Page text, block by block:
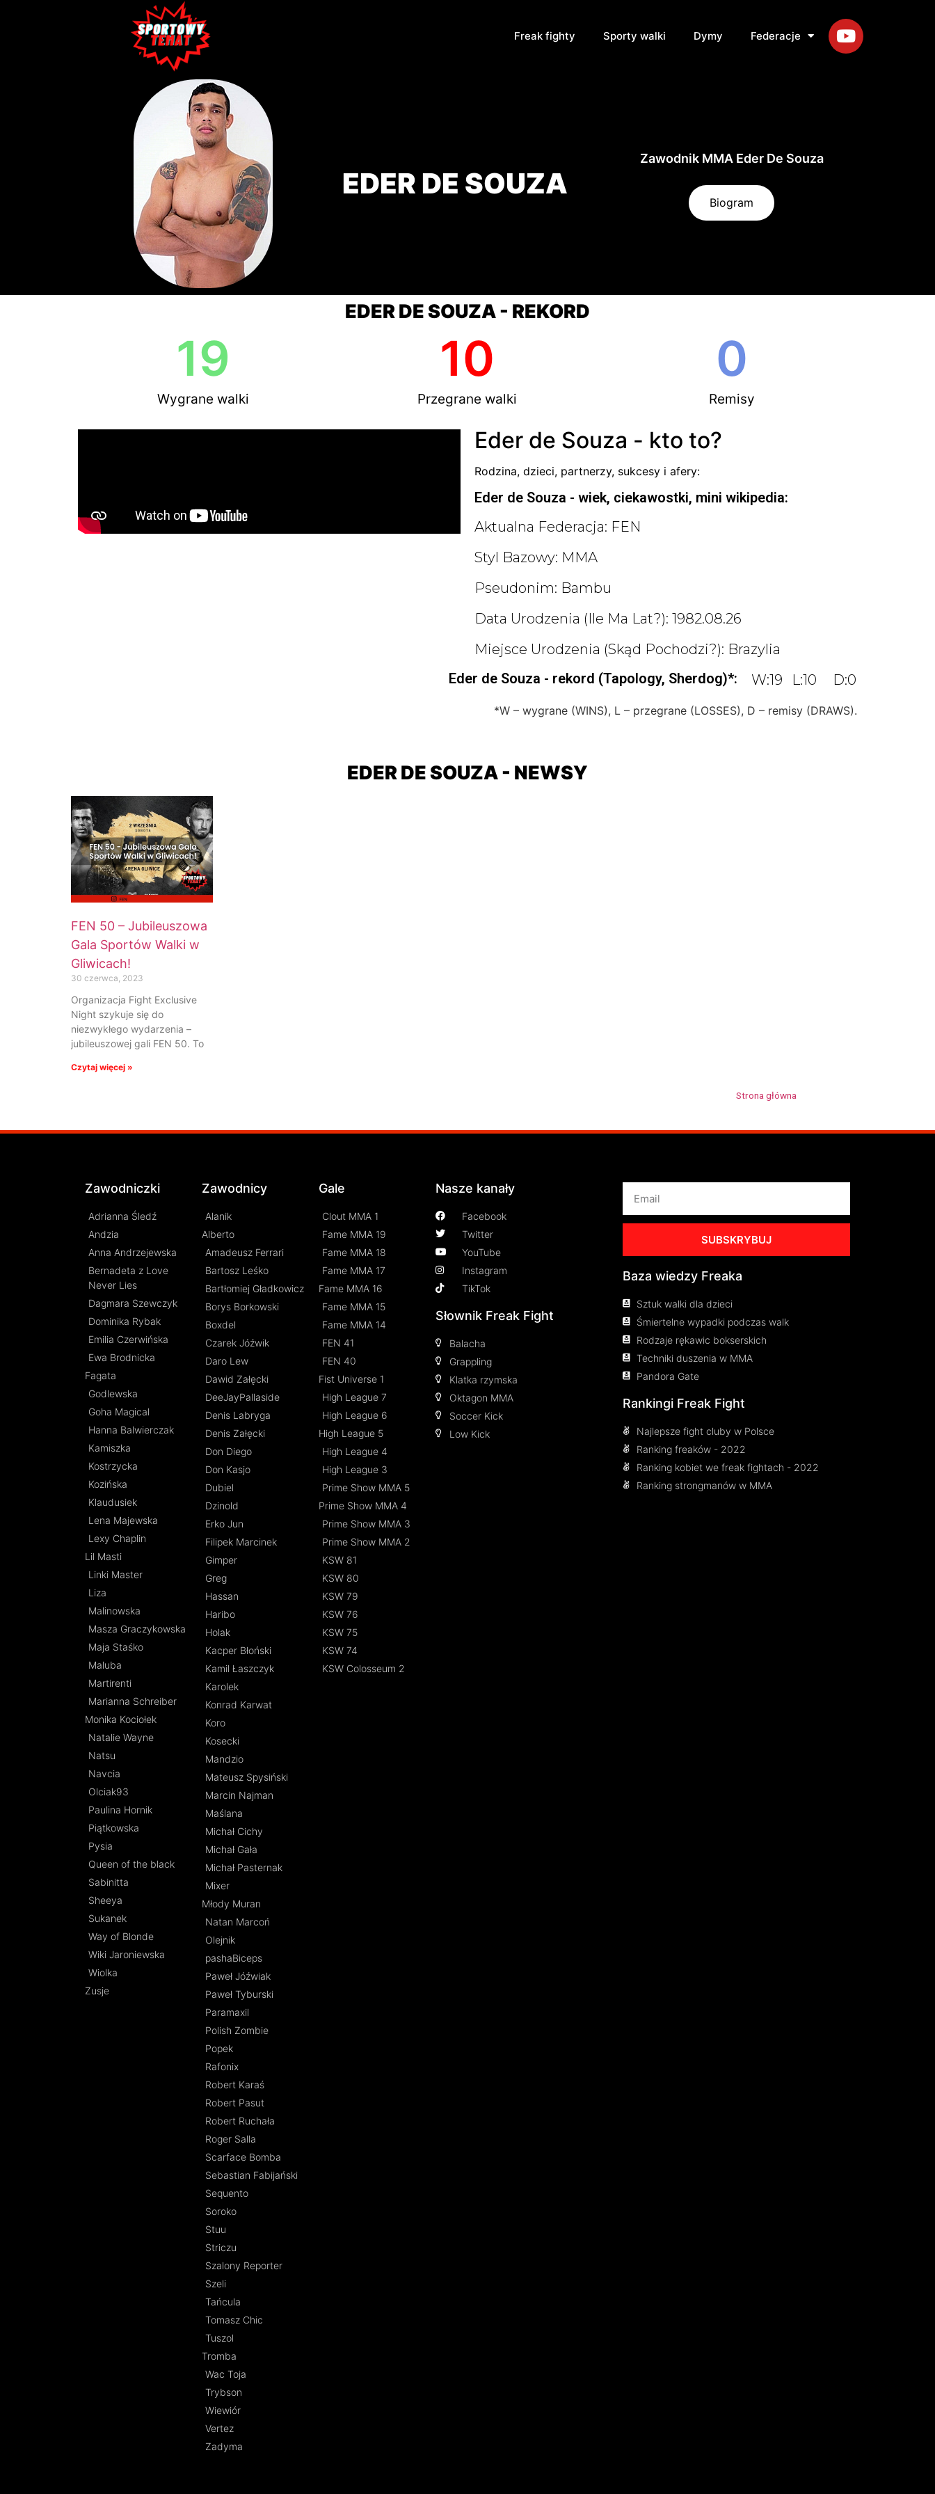
Freak fighty Sporty walki Dymy Federacje
EDER DE SOUZA
Zawodnik MMA Eder De Souza
Biogram
EDER DE SOUZA - REKORD
Wygrane walki
19
Przegrane walki
10
Remisy
0
Eder de Souza - kto to?
Rodzina, dzieci, partnerzy, sukcesy i afery:
Eder de Souza - wiek, ciekawostki, mini wikipedia:
Aktualna Federacja: FEN
Styl Bazowy: MMA
Pseudonim: Bambu
Data Urodzenia (ile Ma Lat?): 1982.08.26
Miejsce Urodzenia (skąd Pochodzi?): Brazylia
Eder de Souza - rekord (Tapology, Sherdog)*:
W:19 L:10 D:0
*W – wygrane (WINS), L – przegrane (LOSSES), D – remisy (DRAWS).
EDER DE SOUZA - NEWSY
FEN 50 – Jubileuszowa
Gala Sportów Walki w
Gliwicach!
30 czerwca, 2023
Organizacja Fight Exclusive
Night szykuje się do
niezwykłego wydarzenia –
jubileuszowej gali FEN 50. To
Czytaj więcej »
Strona główna
Zawodniczki
Adrianna Śledź
Andzia
Anna Andrzejewska
Bernadeta z Love
Never Lies
Dagmara Szewczyk
Dominika Rybak
Emilia Czerwińska
Ewa Brodnicka
Fagata
Godlewska
Goha Magical
Hanna Balwierczak
Kamiszka
Kostrzycka
Kozińska
Klaudusiek
Lena Majewska
Lexy Chaplin
Lil Masti
Linki Master
Liza
Malinowska
Masza Graczykowska
Maja Staśko
Maluba
Martirenti
Marianna Schreiber
Monika Kociołek
Natalie Wayne
Natsu
Navcia
Olciak93
Paulina Hornik
Piątkowska
Pysia
Queen of the black
Sabinitta
Sheeya
Sukanek
Way of Blonde
Wiki Jaroniewska
Wiolka
Zusje
Zawodnicy
Alanik
Alberto
Amadeusz Ferrari
Bartosz Leśko
Bartłomiej Gładkowicz
Borys Borkowski
Boxdel
Czarek Jóźwik
Daro Lew
Dawid Załęcki
DeeJayPallaside
Denis Labryga
Denis Załęcki
Don Diego
Don Kasjo
Dubiel
Dzinold
Erko Jun
Filipek Marcinek
Gimper
Greg
Hassan
Haribo
Holak
Kacper Błoński
Kamil Łaszczyk
Karolek
Konrad Karwat
Koro
Kosecki
Mandzio
Mateusz Spysiński
Marcin Najman
Maślana
Michał Cichy
Michał Gała
Michał Pasternak
Mixer
Młody Muran
Natan Marcoń
Olejnik
pashaBiceps
Paweł Jóźwiak
Paweł Tyburski
Paramaxil
Polish Zombie
Popek
Rafonix
Robert Karaś
Robert Pasut
Robert Ruchała
Roger Salla
Scarface Bomba
Sebastian Fabijański
Sequento
Soroko
Stuu
Striczu
Szalony Reporter
Szeli
Tańcula
Tomasz Chic
Tuszol
Tromba
Wac Toja
Trybson
Wiewiór
Vertez
Zadyma
Gale
Clout MMA 1
Fame MMA 19
Fame MMA 18
Fame MMA 17
Fame MMA 16
Fame MMA 15
Fame MMA 14
FEN 41
FEN 40
Fist Universe 1
High League 7
High League 6
High League 5
High League 4
High League 3
Prime Show MMA 5
Prime Show MMA 4
Prime Show MMA 3
Prime Show MMA 2
KSW 81
KSW 80
KSW 79
KSW 76
KSW 75
KSW 74
KSW Colosseum 2
Nasze kanały
Facebook
Twitter
YouTube
Instagram
TikTok
Słownik Freak Fight
Balacha
Grappling
Klatka rzymska
Oktagon MMA
Soccer Kick
Low Kick
SUBSKRYBUJ
Baza wiedzy Freaka
Sztuk walki dla dzieci
Śmiertelne wypadki podczas walk
Rodzaje rękawic bokserskich
Techniki duszenia w MMA
Pandora Gate
Rankingi Freak Fight
Najlepsze fight cluby w Polsce
Ranking freaków - 2022
Ranking kobiet we freak fightach - 2022
Ranking strongmanów w MMA